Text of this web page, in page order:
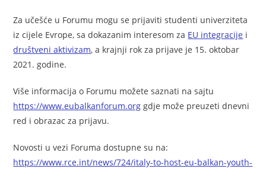
Za učešće u Forumu mogu se prijaviti studenti univerziteta
iz cijele Evrope, sa dokazanim interesom za EU integracije i
društveni aktivizam, a krajnji rok za prijave je 15. oktobar
2021. godine.
Više informacija o Forumu možete saznati na sajtu
https://www.eubalkanforum.org gdje može preuzeti dnevni
red i obrazac za prijavu.
Novosti u vezi Foruma dostupne su na:
https://www.rce.int/news/724/italy-to-host-eu-balkan-youth-